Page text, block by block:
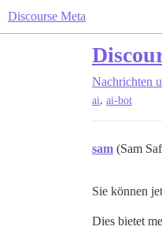
Discourse Meta
Nachrichten
ai, ai-bot
sam (Sam
Sie können
Dies bietet